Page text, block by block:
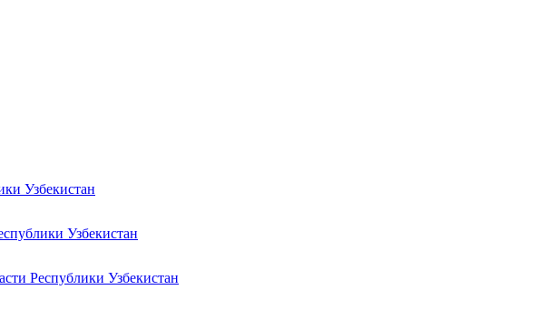
Узбекистан
Узбекистан
Республики Узбекистан